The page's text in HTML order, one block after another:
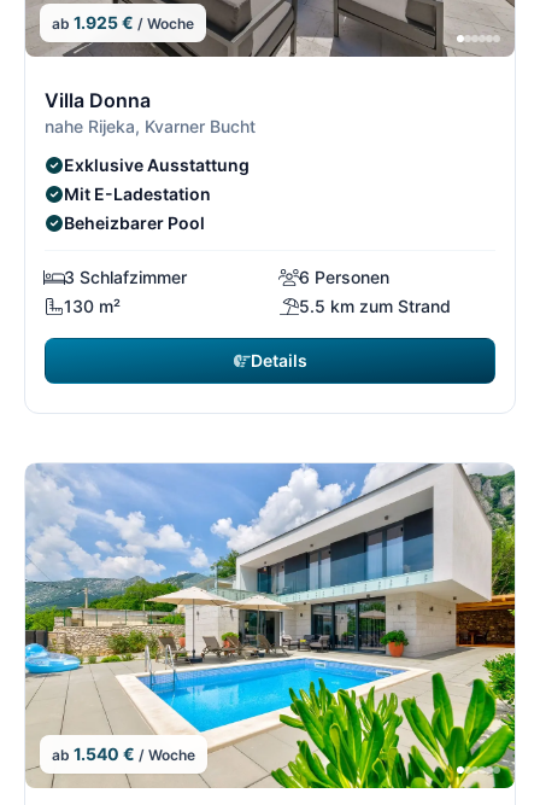
ab 1.925 € / Woche
Villa Donna
nahe Rijeka, Kvarner Bucht
Exklusive Ausstattung
Mit E-Ladestation
Beheizbarer Pool
3 Schlafzimmer
6 Personen
130 m²
5.5 km zum Strand
Details
ab 1.540 € / Woche